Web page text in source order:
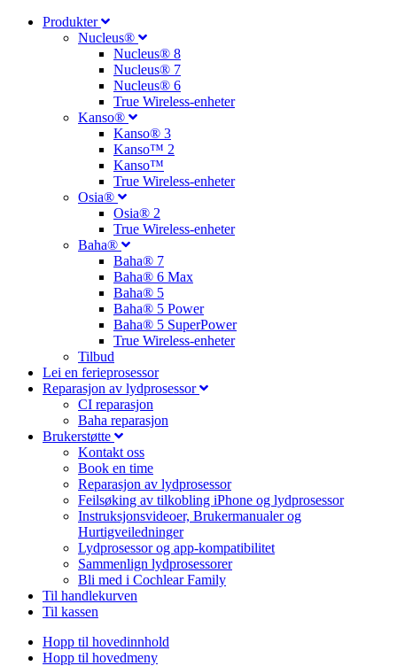
Produkter
Nucleus®
Nucleus® 8
Nucleus® 7
Nucleus® 6
True Wireless-enheter
Kanso®
Kanso® 3
Kanso™ 2
Kanso™
True Wireless-enheter
Osia®
Osia® 2
True Wireless-enheter
Baha®
Baha® 7
Baha® 6 Max
Baha® 5
Baha® 5 Power
Baha® 5 SuperPower
True Wireless-enheter
Tilbud
Lei en ferieprosessor
Reparasjon av lydprosessor
CI reparasjon
Baha reparasjon
Brukerstøtte
Kontakt oss
Book en time
Reparasjon av lydprosessor
Feilsøking av tilkobling iPhone og lydprosessor
Instruksjonsvideoer, Brukermanualer og
Hurtigveiledninger
Lydprosessor og app-kompatibilitet
Sammenlign lydprosessorer
Bli med i Cochlear Family
Til handlekurven
Til kassen
Hopp til hovedinnhold
Hopp til hovedmeny